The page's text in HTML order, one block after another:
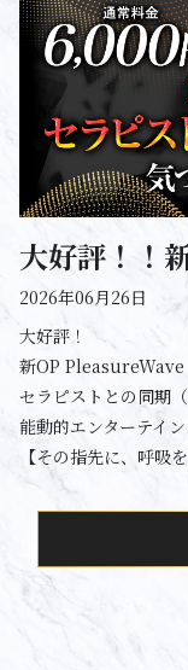
大好評！！
2026年06月26日
大好評！
新OP PleasureWave
セラピストとの同期
能動的エンターテイ
【その指先に、呼吸